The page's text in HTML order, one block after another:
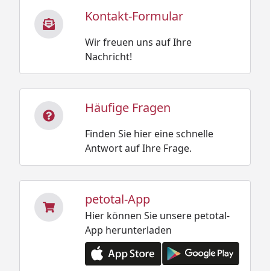
Kontakt-Formular
Wir freuen uns auf Ihre
Nachricht!
Häufige Fragen
Finden Sie hier eine schnelle
Antwort auf Ihre Frage.
petotal-App
Hier können Sie unsere petotal-
App herunterladen